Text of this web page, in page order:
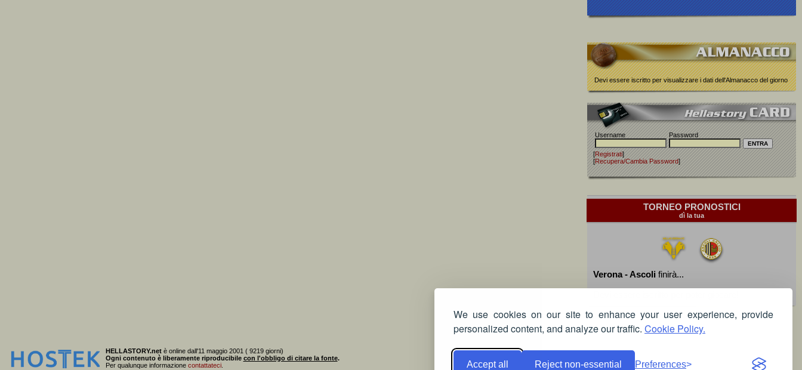
We use cookies on our site to enhance your user experience, provide
personalized content, and analyze our traffic. Cookie Policy.
Accept all Reject non-essential Preferences
Devi essere iscritto per visualizzare i dati dell'Almanacco del giorno
Username Password
[Registrati]
[Recupera/Cambia Password]
TORNEO PRONOSTICI
dì la tua
Verona - Ascoli finirà...
HELLASTORY.netè online dall'11 maggio 2001 ( 9219 giorni)
Ogni contenuto è liberamente riproducibile con l'obbligo di citare la fonte.
Per qualunque informazione contattateci.